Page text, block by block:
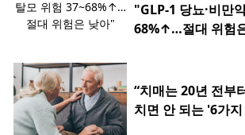
"GLP-1 당뇨·비만
68%↑…절대 위험
“치매는 20년 전부
치면 안 되는 '6가